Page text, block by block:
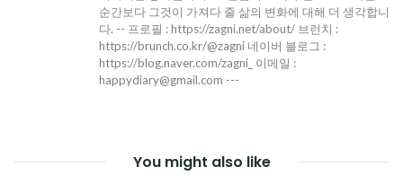
순간보다 그것이 가져다 줄 삶의 변화에 대해 더 생각합니
다. -- 프로필 : https://zagni.net/about/ 브런치 :
https://brunch.co.kr/@zagni 네이버 블로그 :
https://blog.naver.com/zagni_ 이메일 :
happydiary@gmail.com ---
You might also like